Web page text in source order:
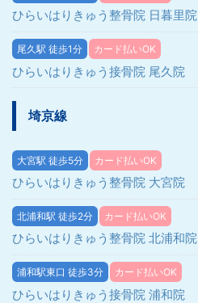
ひらいはりきゅう整骨院 日暮里院
尾久駅 徒歩1分 カード払いOK
ひらいはりきゅう接骨院 尾久院
埼京線
大宮駅 徒歩5分 カード払いOK
ひらいはりきゅう整骨院 大宮院
北浦和駅 徒歩2分 カード払いOK
ひらいはりきゅう整骨院 北浦和院
浦和駅東口 徒歩3分 カード払いOK
ひらいはりきゅう接骨院 浦和院